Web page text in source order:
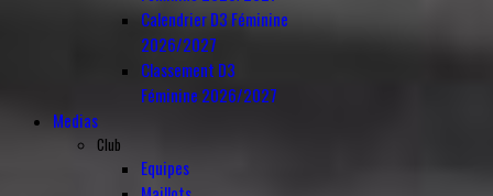
Calendrier D3 Féminine
2026/2027
Classement D3
Féminine 2026/2027
Medias
Club
Equipes